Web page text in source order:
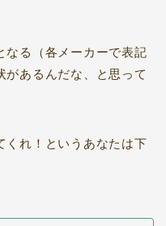
なる（各メーカーで表記
があるんだな、と思って
くれ！というあなたは下